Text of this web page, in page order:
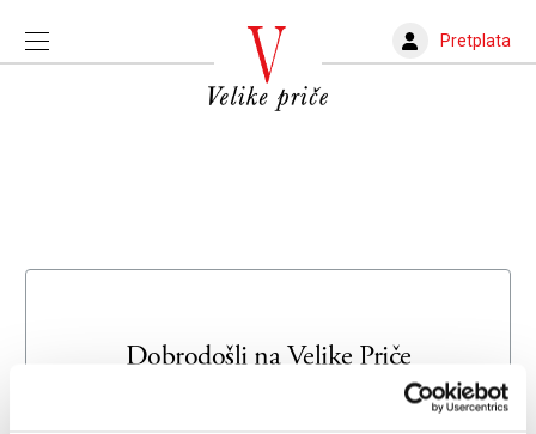
Pretplata
Dobrodošli naVelike Priče
Unesite svoju adresu e-pošte da biste se prijavili ili kreirali